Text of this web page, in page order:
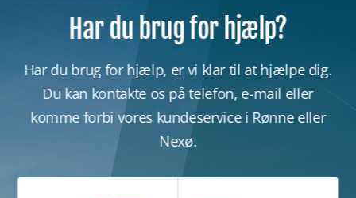
Har du brug for hjælp?
Har du brug for hjælp, er vi klar til at hjælpe dig.
Du kan kontakte os på telefon, e-mail eller
komme forbi vores kundeservice i Rønne eller
Nexø.